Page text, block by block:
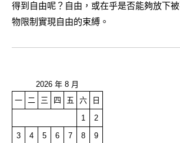
得到自由呢？自由，或在乎是否能夠放下
物限制實現自由的束縛。
2026 年 8 月
一
二 三 四 五 六
日
1
2
3
4 5 6 7 8
9